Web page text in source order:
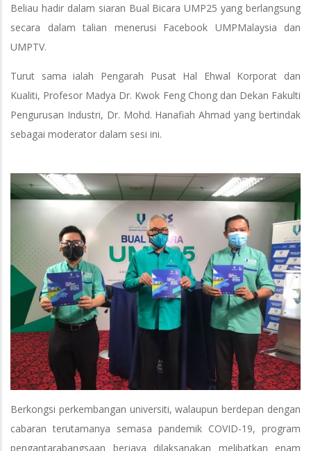
Beliau hadir dalam siaran Bual Bicara UMP25 yang berlangsung
secara dalam talian menerusi Facebook UMPMalaysia dan
UMPTV.
Turut sama ialah Pengarah Pusat Hal Ehwal Korporat dan
Kualiti, Profesor Madya Dr. Kwok Feng Chong dan Dekan Fakulti
Pengurusan Industri, Dr. Mohd. Hanafiah Ahmad yang bertindak
sebagai moderator dalam sesi ini.
Berkongsi perkembangan universiti, walaupun berdepan dengan
cabaran terutamanya semasa pandemik COVID-19, program
pengantarabangsaan berjaya dilaksanakan melibatkan enam